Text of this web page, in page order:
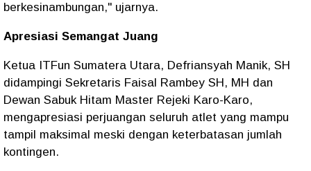
berkesinambungan," ujarnya.
Apresiasi Semangat Juang
Ketua ITFun Sumatera Utara, Defriansyah Manik, SH
didampingi Sekretaris Faisal Rambey SH, MH dan
Dewan Sabuk Hitam Master Rejeki Karo-Karo,
mengapresiasi perjuangan seluruh atlet yang mampu
tampil maksimal meski dengan keterbatasan jumlah
kontingen.